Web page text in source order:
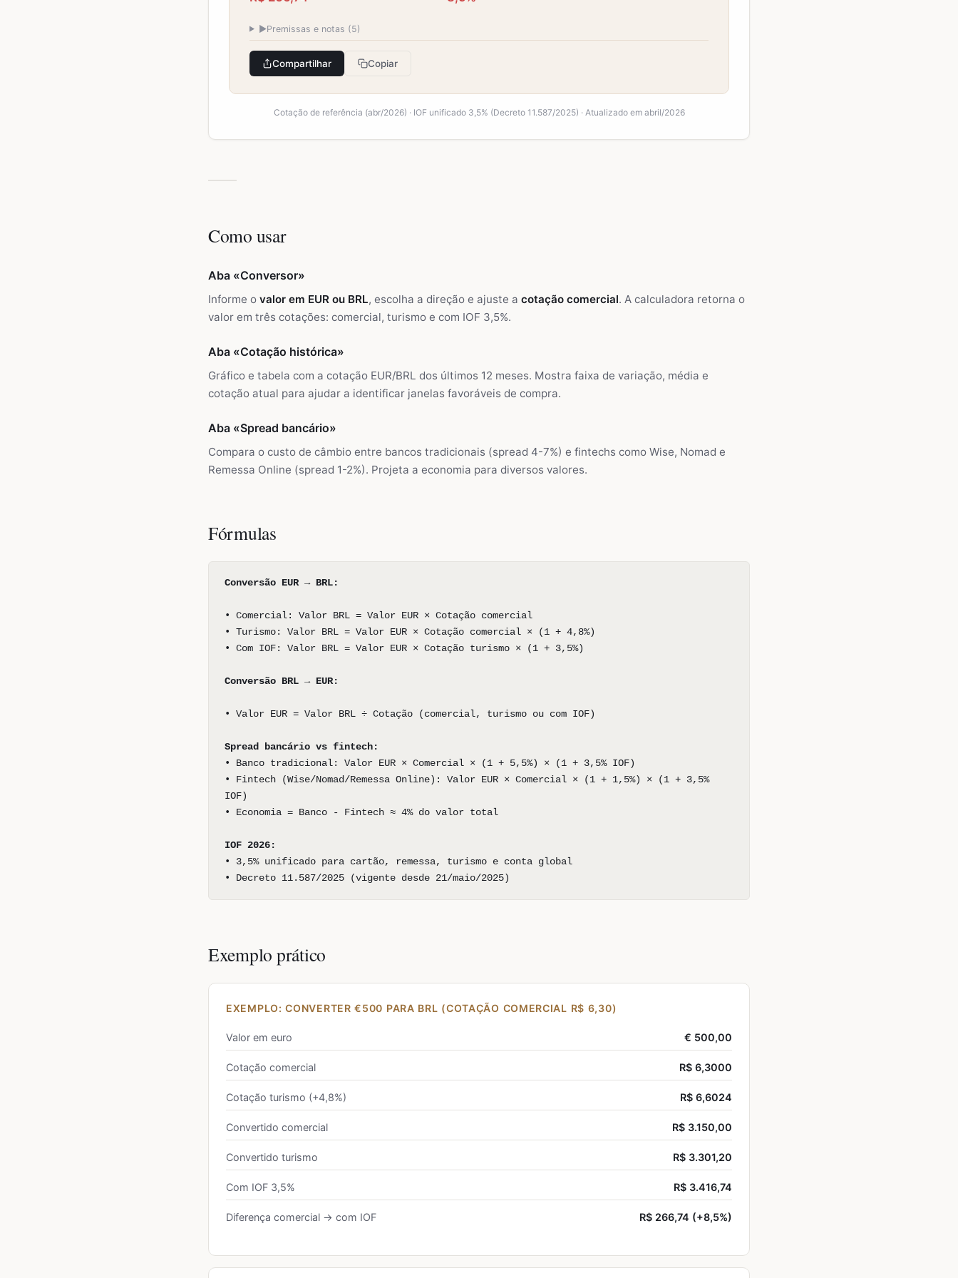
▶Premissas e notas (5)
Compartilhar Copiar
Cotação de referência (abr/2026) · IOF unificado 3,5% (Decreto 11.587/2025) · Atualizado em abril/2026
Como usar
Aba «Conversor»
Informe o valor em EUR ou BRL, escolha a direção e ajuste a cotação comercial. A calculadora retorna o
valor em três cotações: comercial, turismo e com IOF 3,5%.
Aba «Cotação histórica»
Gráfico e tabela com a cotação EUR/BRL dos últimos 12 meses. Mostra faixa de variação, média e
cotação atual para ajudar a identificar janelas favoráveis de compra.
Aba «Spread bancário»
Compara o custo de câmbio entre bancos tradicionais (spread 4-7%) e fintechs como Wise, Nomad e
Remessa Online (spread 1-2%). Projeta a economia para diversos valores.
Fórmulas
Conversão EUR → BRL:
• Comercial: Valor BRL = Valor EUR × Cotação comercial
• Turismo: Valor BRL = Valor EUR × Cotação comercial × (1 + 4,8%)
• Com IOF: Valor BRL = Valor EUR × Cotação turismo × (1 + 3,5%)
Conversão BRL → EUR:
• Valor EUR = Valor BRL ÷ Cotação (comercial, turismo ou com IOF)
Spread bancário vs fintech:
• Banco tradicional: Valor EUR × Comercial × (1 + 5,5%) × (1 + 3,5% IOF)
• Fintech (Wise/Nomad/Remessa Online): Valor EUR × Comercial × (1 + 1,5%) × (1 + 3,5%
IOF)
• Economia = Banco - Fintech ≈ 4% do valor total
IOF 2026:
• 3,5% unificado para cartão, remessa, turismo e conta global
• Decreto 11.587/2025 (vigente desde 21/maio/2025)
Exemplo prático
EXEMPLO: CONVERTER €500 PARA BRL (COTAÇÃO COMERCIAL R$ 6,30)
Valor em euro € 500,00
Cotação comercial R$ 6,3000
Cotação turismo (+4,8%) R$ 6,6024
Convertido comercial R$ 3.150,00
Convertido turismo R$ 3.301,20
Com IOF 3,5% R$ 3.416,74
Diferença comercial → com IOF R$ 266,74 (+8,5%)